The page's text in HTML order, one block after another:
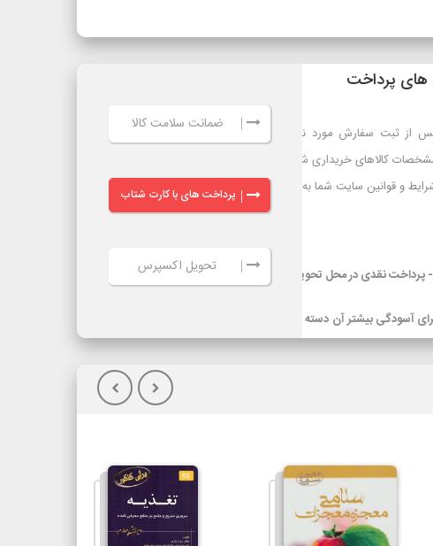
در نظر گرفته شده
تحویل کالا(پس
سرویس‌دهی تیپاکس در بیش از 80 شهر که تک مسیره هستند به طور معمول 24
ساعته است. شهرهایی که دومسیره یا راه دور هستند، معمولاً 48 تا 72 ساعت انجام
| ضمانت سلامت کالا
| پرداخت های با کارت شتاب
| تحویل اکسپرس